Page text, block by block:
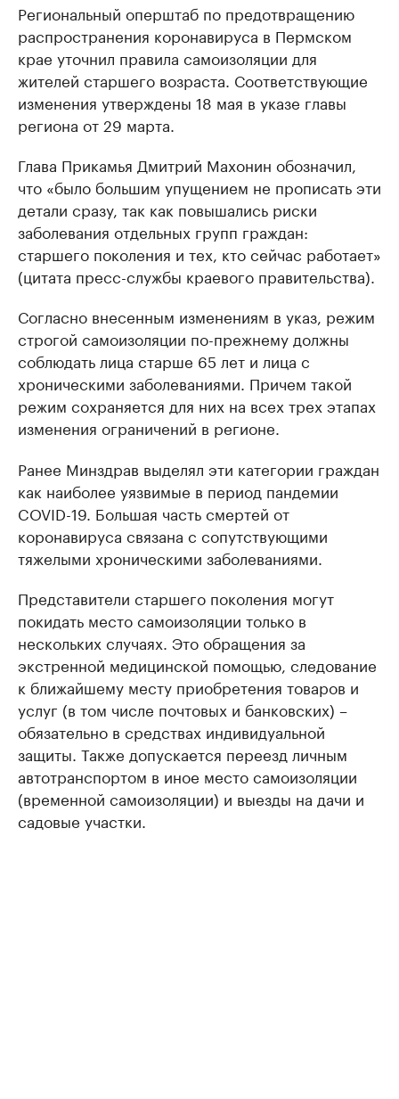
Региональный оперштаб по предотвращению
распространения коронавируса в Пермском
крае уточнил правила самоизоляции для
жителей старшего возраста. Соответствующие
изменения утверждены 18 мая в указе главы
региона от 29 марта.
Глава Прикамья Дмитрий Махонин обозначил,
что «было большим упущением не прописать эти
детали сразу, так как повышались риски
заболевания отдельных групп граждан:
старшего поколения и тех, кто сейчас работает»
(цитата пресс-службы краевого правительства).
Согласно внесенным изменениям в указ, режим
строгой самоизоляции по-прежнему должны
соблюдать лица старше 65 лет и лица с
хроническими заболеваниями. Причем такой
режим сохраняется для них на всех трех этапах
изменения ограничений в регионе.
Ранее Минздрав выделял эти категории граждан
как наиболее уязвимые в период пандемии
COVID-19. Большая часть смертей от
коронавируса связана с сопутствующими
тяжелыми хроническими заболеваниями.
Представители старшего поколения могут
покидать место самоизоляции только в
нескольких случаях. Это обращения за
экстренной медицинской помощью, следование
к ближайшему месту приобретения товаров и
услуг (в том числе почтовых и банковских) –
обязательно в средствах индивидуальной
защиты. Также допускается переезд личным
автотранспортом в иное место самоизоляции
(временной самоизоляции) и выезды на дачи и
садовые участки.